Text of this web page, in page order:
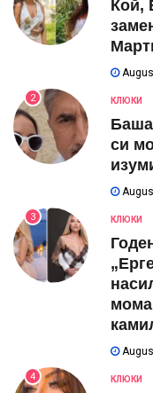
Кой,
2 КЛЮКИ
си
3 КЛЮКИ
мома
4 КЛЮКИ